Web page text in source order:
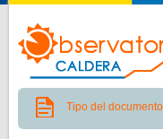
Tipo del